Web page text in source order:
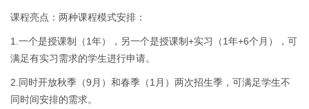
课程亮点：两种课程模式安排：
1.一个是授课制（1年），另一个是授课制+实习（1年+6个月），可
满足有实习需求的学生进行申请。
2.同时开放秋季（9月）和春季（1月）两次招生季，可满足学生不
同时间安排的需求。